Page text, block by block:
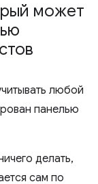
может
любой
панелью
делать,
сам по